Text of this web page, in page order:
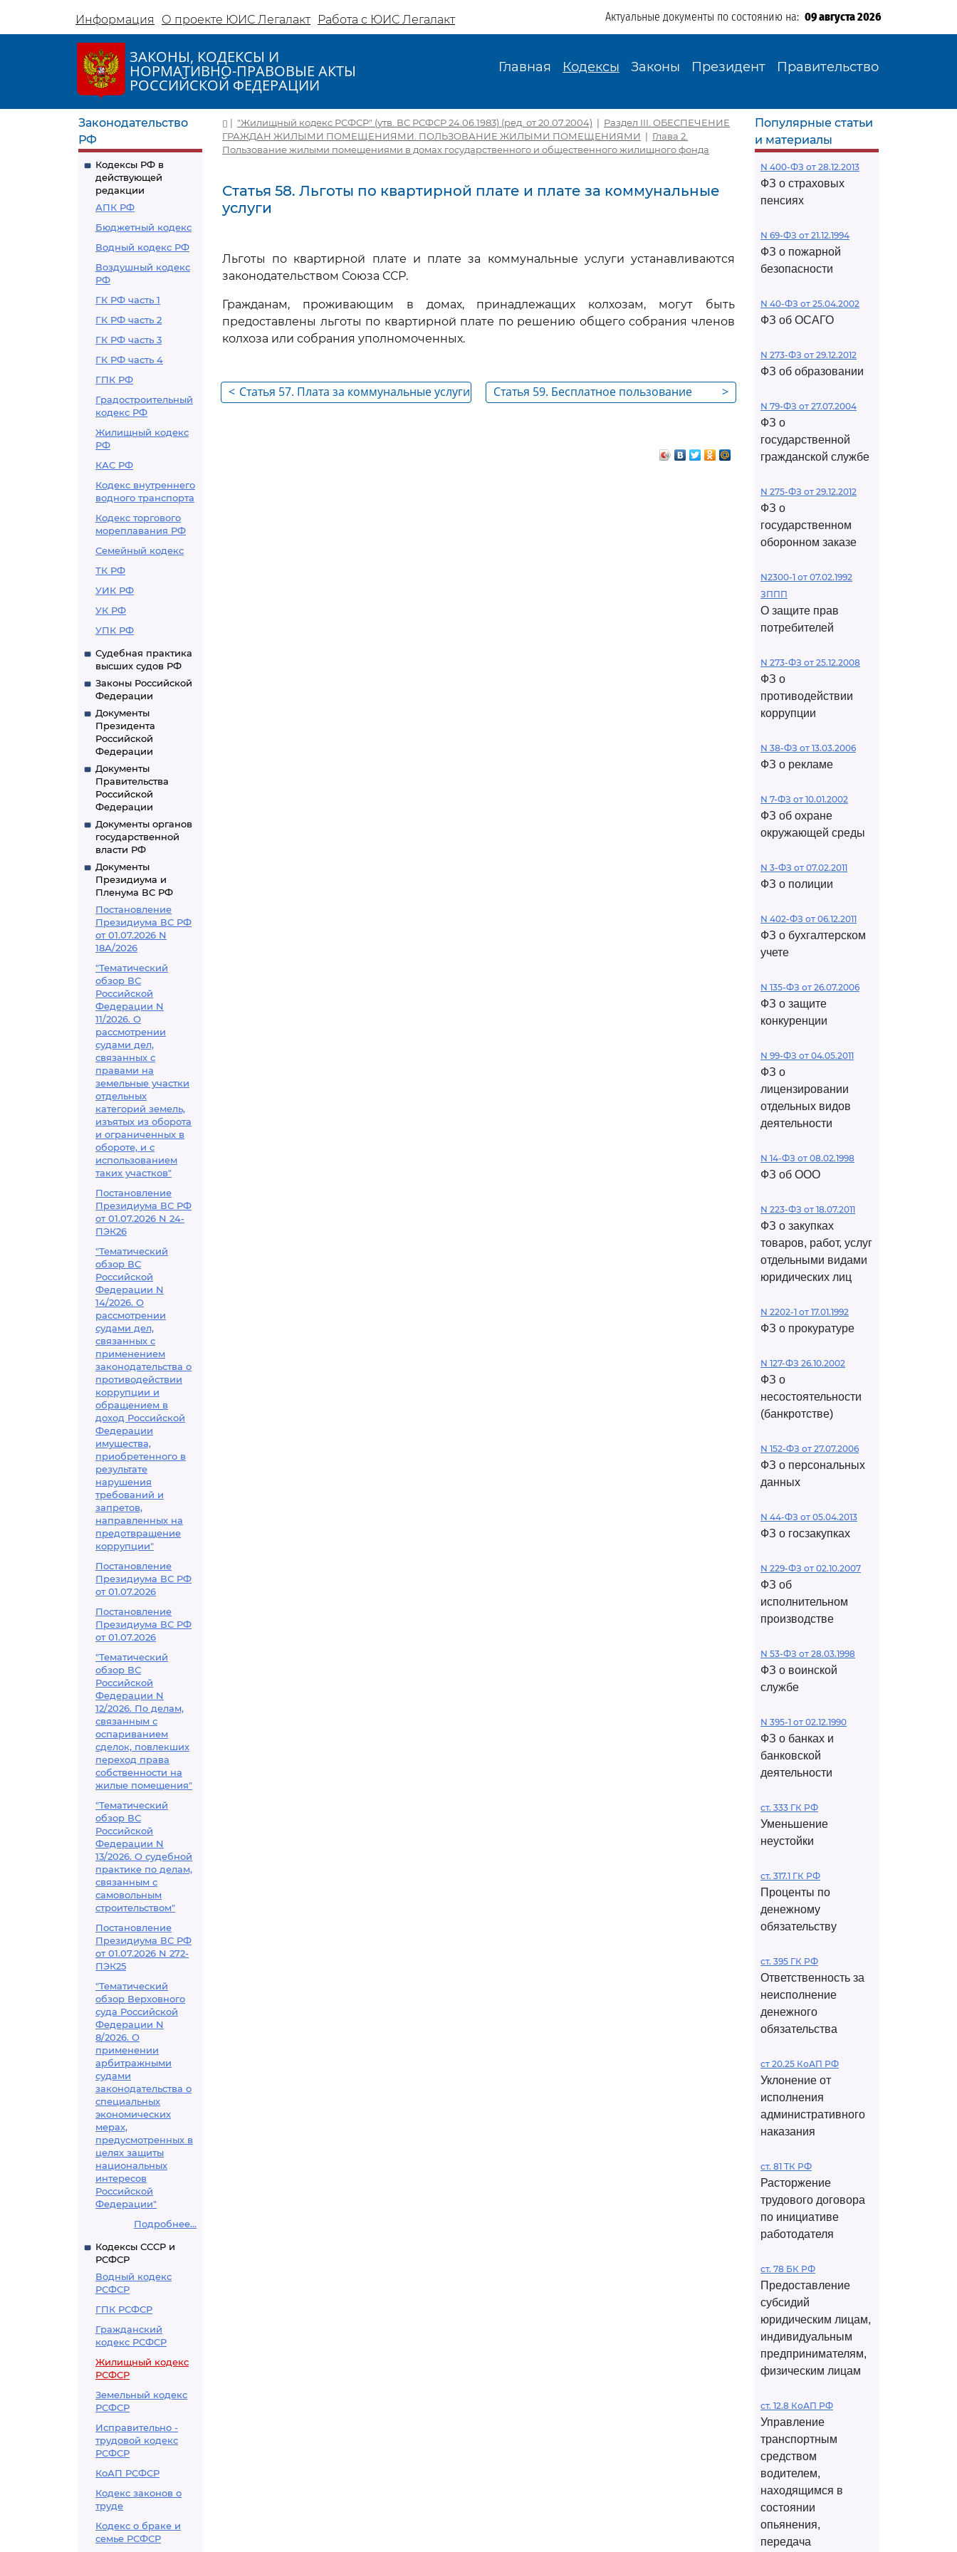
Информация О проекте ЮИС Легалакт Работа с ЮИС Легалакт Актуальные документы по состоянию на: 09 августа 2026
ЗАКОНЫ, КОДЕКСЫ И
НОРМАТИВНО-ПРАВОВЫЕ АКТЫ
РОССИЙСКОЙ ФЕДЕРАЦИИ
Главная Кодексы Законы Президент Правительство
Законодательство
РФ
Кодексы РФ в
действующей
редакции
АПК РФ
Бюджетный кодекс
Водный кодекс РФ
Воздушный кодекс
РФ
ГК РФ часть 1
ГК РФ часть 2
ГК РФ часть 3
ГК РФ часть 4
ГПК РФ
Градостроительный
кодекс РФ
Жилищный кодекс
РФ
КАС РФ
Кодекс внутреннего
водного транспорта
Кодекс торгового
мореплавания РФ
Семейный кодекс
ТК РФ
УИК РФ
УК РФ
УПК РФ
Судебная практика
высших судов РФ
Законы Российской
Федерации
Документы
Президента
Российской
Федерации
Документы
Правительства
Российской
Федерации
Документы органов
государственной
власти РФ
Документы
Президиума и
Пленума ВС РФ
Постановление
Президиума ВС РФ
от 01.07.2026 N
18А/2026
"Тематический
обзор ВС
Российской
Федерации N
11/2026. О
рассмотрении
судами дел,
связанных с
правами на
земельные участки
отдельных
категорий земель,
изъятых из оборота
и ограниченных в
обороте, и с
использованием
таких участков"
Постановление
Президиума ВС РФ
от 01.07.2026 N 24-
ПЭК26
"Тематический
обзор ВС
Российской
Федерации N
14/2026. О
рассмотрении
судами дел,
связанных с
применением
законодательства о
противодействии
коррупции и
обращением в
доход Российской
Федерации
имущества,
приобретенного в
результате
нарушения
требований и
запретов,
направленных на
предотвращение
коррупции"
Постановление
Президиума ВС РФ
от 01.07.2026
Постановление
Президиума ВС РФ
от 01.07.2026
"Тематический
обзор ВС
Российской
Федерации N
12/2026. По делам,
связанным с
оспариванием
сделок, повлекших
переход права
собственности на
жилые помещения"
"Тематический
обзор ВС
Российской
Федерации N
13/2026. О судебной
практике по делам,
связанным с
самовольным
строительством"
Постановление
Президиума ВС РФ
от 01.07.2026 N 272-
ПЭК25
"Тематический
обзор Верховного
суда Российской
Федерации N
8/2026. О
применении
арбитражными
судами
законодательства о
специальных
экономических
мерах,
предусмотренных в
целях защиты
национальных
интересов
Российской
Федерации"
Подробнее...
Кодексы СССР и
РСФСР
Водный кодекс
РСФСР
ГПК РСФСР
Гражданский
кодекс РСФСР
Жилищный кодекс
РСФСР
Земельный кодекс
РСФСР
Исправительно -
трудовой кодекс
РСФСР
КоАП РСФСР
Кодекс законов о
труде
Кодекс о браке и
семье РСФСР
| "Жилищный кодекс РСФСР" (утв. ВС РСФСР 24.06.1983) (ред. от 20.07.2004) | Раздел III. ОБЕСПЕЧЕНИЕ
ГРАЖДАН ЖИЛЫМИ ПОМЕЩЕНИЯМИ. ПОЛЬЗОВАНИЕ ЖИЛЫМИ ПОМЕЩЕНИЯМИ | Глава 2.
Пользование жилыми помещениями в домах государственного и общественного жилищного фонда
Статья 58. Льготы по квартирной плате и плате за коммунальные
услуги
Льготы по квартирной плате и плате за коммунальные услуги устанавливаются
законодательством Союза ССР.
Гражданам, проживающим в домах, принадлежащих колхозам, могут быть
предоставлены льготы по квартирной плате по решению общего собрания членов
колхоза или собрания уполномоченных.
< Статья 57. Плата за коммунальные услуги >
Статья 59. Бесплатное пользование
Популярные статьи
и материалы
N 400-ФЗ от 28.12.2013
ФЗ о страховых
пенсиях
N 69-ФЗ от 21.12.1994
ФЗ о пожарной
безопасности
N 40-ФЗ от 25.04.2002
ФЗ об ОСАГО
N 273-ФЗ от 29.12.2012
ФЗ об образовании
N 79-ФЗ от 27.07.2004
ФЗ о
государственной
гражданской службе
N 275-ФЗ от 29.12.2012
ФЗ о
государственном
оборонном заказе
N2300-1 от 07.02.1992
ЗППП
О защите прав
потребителей
N 273-ФЗ от 25.12.2008
ФЗ о
противодействии
коррупции
N 38-ФЗ от 13.03.2006
ФЗ о рекламе
N 7-ФЗ от 10.01.2002
ФЗ об охране
окружающей среды
N 3-ФЗ от 07.02.2011
ФЗ о полиции
N 402-ФЗ от 06.12.2011
ФЗ о бухгалтерском
учете
N 135-ФЗ от 26.07.2006
ФЗ о защите
конкуренции
N 99-ФЗ от 04.05.2011
ФЗ о
лицензировании
отдельных видов
деятельности
N 14-ФЗ от 08.02.1998
ФЗ об ООО
N 223-ФЗ от 18.07.2011
ФЗ о закупках
товаров, работ, услуг
отдельными видами
юридических лиц
N 2202-1 от 17.01.1992
ФЗ о прокуратуре
N 127-ФЗ 26.10.2002
ФЗ о
несостоятельности
(банкротстве)
N 152-ФЗ от 27.07.2006
ФЗ о персональных
данных
N 44-ФЗ от 05.04.2013
ФЗ о госзакупках
N 229-ФЗ от 02.10.2007
ФЗ об
исполнительном
производстве
N 53-ФЗ от 28.03.1998
ФЗ о воинской
службе
N 395-1 от 02.12.1990
ФЗ о банках и
банковской
деятельности
ст. 333 ГК РФ
Уменьшение
неустойки
ст. 317.1 ГК РФ
Проценты по
денежному
обязательству
ст. 395 ГК РФ
Ответственность за
неисполнение
денежного
обязательства
ст 20.25 КоАП РФ
Уклонение от
исполнения
административного
наказания
ст. 81 ТК РФ
Расторжение
трудового договора
по инициативе
работодателя
ст. 78 БК РФ
Предоставление
субсидий
юридическим лицам,
индивидуальным
предпринимателям,
физическим лицам
ст. 12.8 КоАП РФ
Управление
транспортным
средством
водителем,
находящимся в
состоянии
опьянения,
передача